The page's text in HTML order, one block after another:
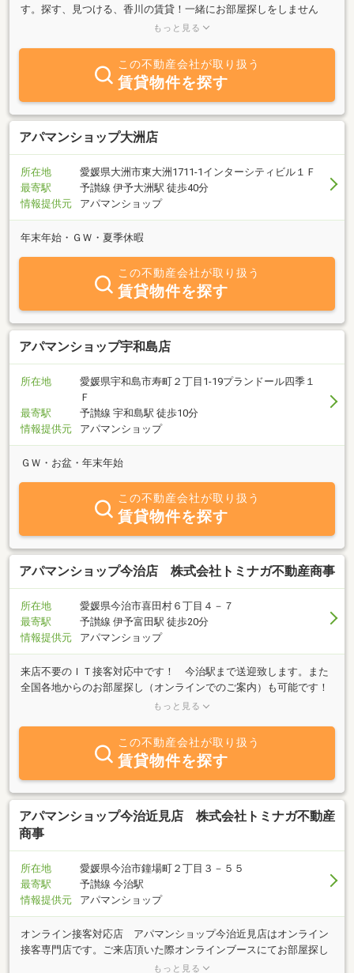
す。探す、見つける、香川の賃貸！一緒にお部屋探しをしません
か？穴吹ハウジングサービスだから、安心して任せられる、、、。
もっと見る
この不動産会社が取り扱う
賃貸物件を探す
アパマンショップ大洲店
所在地
愛媛県大洲市東大洲1711-1インターシティビル１Ｆ
最寄駅
予讃線 伊予大洲駅 徒歩40分
情報提供元
アパマンショップ
年末年始・ＧＷ・夏季休暇
この不動産会社が取り扱う
賃貸物件を探す
アパマンショップ宇和島店
所在地
愛媛県宇和島市寿町２丁目1-19プランドール四季１
Ｆ
最寄駅
予讃線 宇和島駅 徒歩10分
情報提供元
アパマンショップ
ＧＷ・お盆・年末年始
この不動産会社が取り扱う
賃貸物件を探す
アパマンショップ今治店 株式会社トミナガ不動産商事
所在地
愛媛県今治市喜田村６丁目４－７
最寄駅
予讃線 伊予富田駅 徒歩20分
情報提供元
アパマンショップ
来店不要のＩＴ接客対応中です！ 今治駅まで送迎致します。また
全国各地からのお部屋探し（オンラインでのご案内）も可能です！
今治駅まで送迎致します。また全国各地からのお部屋探し（オンラ
もっと見る
この不動産会社が取り扱う
賃貸物件を探す
アパマンショップ今治近見店 株式会社トミナガ不動産
商事
所在地
愛媛県今治市鐘場町２丁目３－５５
最寄駅
予讃線 今治駅
情報提供元
アパマンショップ
オンライン接客対応店 アパマンショップ今治近見店はオンライン
接客専門店です。ご来店頂いた際オンラインブースにてお部屋探し
をさせて頂きます。 アパマンショップ今治近見店はオンライン接客
もっと見る